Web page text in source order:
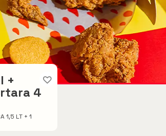
+
4
1,5 LT + 1